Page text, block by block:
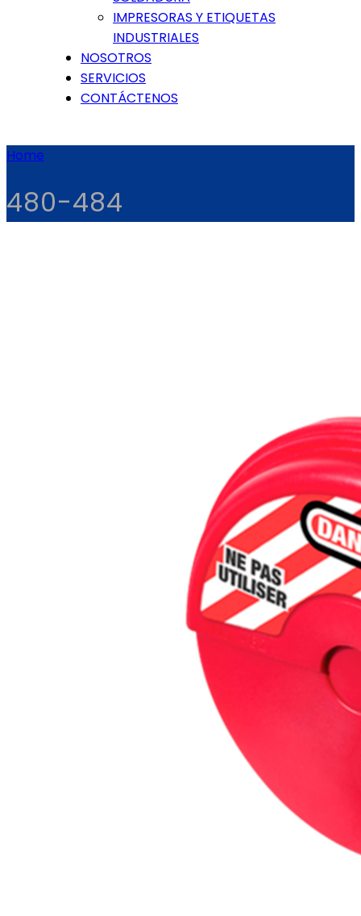
IMPRESORAS Y ETIQUETAS
INDUSTRIALES
NOSOTROS
SERVICIOS
CONTÁCTENOS
Home
480-484